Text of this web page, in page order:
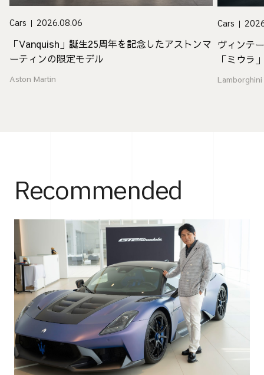
Cars 2026.08.06
「Vanquish」誕生25周年を記念したアストンマ
ーティンの限定モデル
Aston Martin
Cars
ヴィンテ
「ミウラ
Lamborghini
Recommended